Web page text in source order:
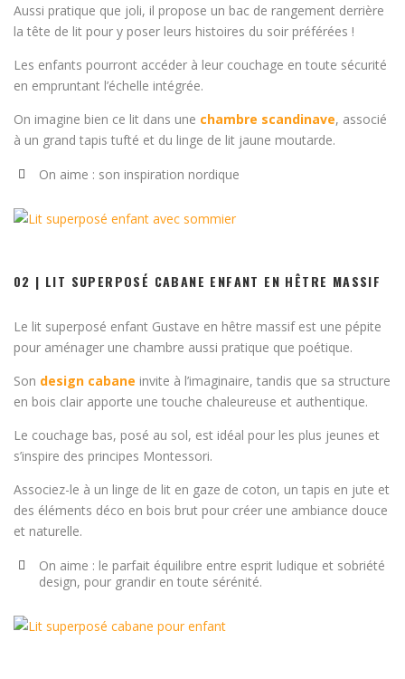
Aussi pratique que joli, il propose un bac de rangement derrière
la tête de lit pour y poser leurs histoires du soir préférées !
Les enfants pourront accéder à leur couchage en toute sécurité
en empruntant l’échelle intégrée.
On imagine bien ce lit dans une chambre scandinave, associé
à un grand tapis tufté et du linge de lit jaune moutarde.
On aime : son inspiration nordique
02 | LIT SUPERPOSÉ CABANE ENFANT EN HÊTRE MASSIF
Le lit superposé enfant Gustave en hêtre massif est une pépite
pour aménager une chambre aussi pratique que poétique.
Son design cabane invite à l’imaginaire, tandis que sa structure
en bois clair apporte une touche chaleureuse et authentique.
Le couchage bas, posé au sol, est idéal pour les plus jeunes et
s’inspire des principes Montessori.
Associez-le à un linge de lit en gaze de coton, un tapis en jute et
des éléments déco en bois brut pour créer une ambiance douce
et naturelle.
On aime : le parfait équilibre entre esprit ludique et sobriété
design, pour grandir en toute sérénité.